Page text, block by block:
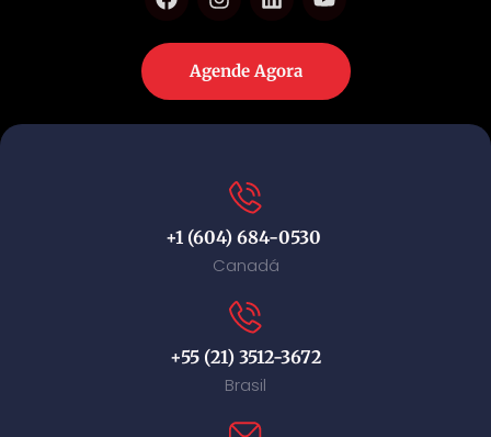
Agende Agora
+1 (604) 684-0530
Canadá
+55 (21) 3512-3672
Brasil